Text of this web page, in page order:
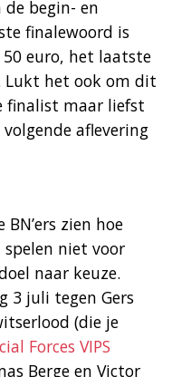
begin- en
finalewoord is
euro, het laatste
Lukt het ook om dit
finalist maar liefst
aflevering
zien hoe
niet voor
naar keuze.
3 juli tegen Gers
(die je
Forces VIPS
Berge en Victor